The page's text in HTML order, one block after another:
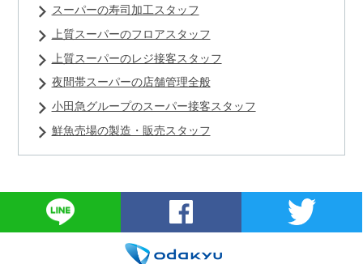
スーパーの寿司加工スタッフ
上質スーパーのフロアスタッフ
上質スーパーのレジ接客スタッフ
夜間帯スーパーの店舗管理全般
小田急グループのスーパー接客スタッフ
鮮魚売場の製造・販売スタッフ